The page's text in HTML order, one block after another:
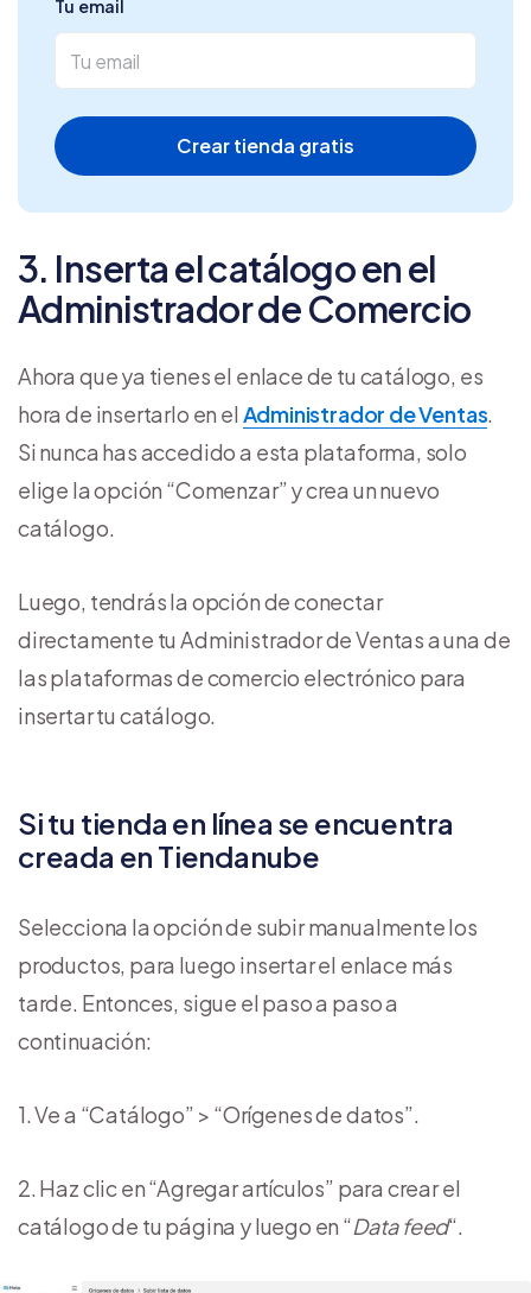
Tu email
Crear tienda gratis
3. Inserta el catálogo en el
Administrador de Comercio
Ahora que ya tienes el enlace de tu catálogo, es
hora de insertarlo en el Administrador de Ventas.
Si nunca has accedido a esta plataforma, solo
elige la opción “Comenzar” y crea un nuevo
catálogo.
Luego, tendrás la opción de conectar
directamente tu Administrador de Ventas a una de
las plataformas de comercio electrónico para
insertar tu catálogo.
Si tu tienda en línea se encuentra
creada en Tiendanube
Selecciona la opción de subir manualmente los
productos, para luego insertar el enlace más
tarde. Entonces, sigue el paso a paso a
continuación:
1. Ve a “Catálogo” > “Orígenes de datos”.
2. Haz clic en “Agregar artículos” para crear el
catálogo de tu página y luego en “Data feed“.